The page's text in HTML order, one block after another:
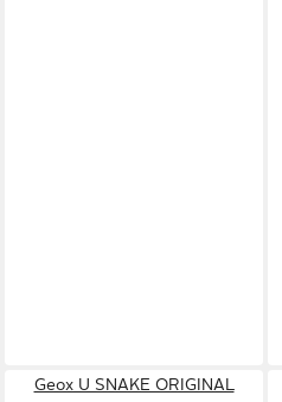
Geox U SNAKE ORIGINAL